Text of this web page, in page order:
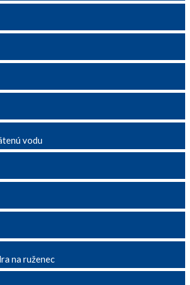
vodu
na ruženec